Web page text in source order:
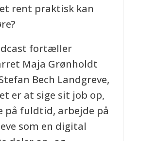
rent praktisk kan
fortæller
Maja Grønholdt
Bech Landgreve,
er at sige sit job op,
på fuldtid, arbejde på
som en digital